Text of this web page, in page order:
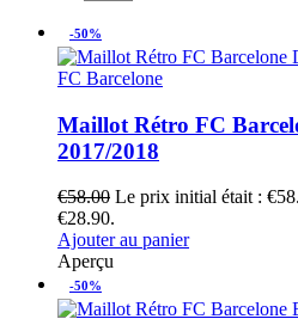
-50%
FC Barcelone
Maillot Rétro FC
2017/2018
€58.00 Le prix initial était :
€28.90.
Ajouter au panier
Aperçu
-50%